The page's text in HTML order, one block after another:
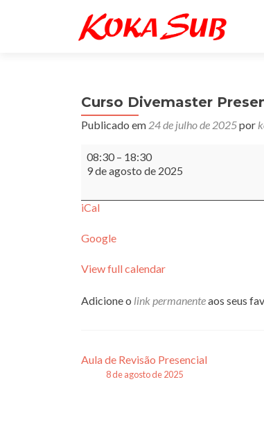
Curso Divemaster
Publicado em 24 de julho de 2025por
Curso
Divemaster
Presencial
2°
de
semana
08:30 – 18:30
9 de agosto de 2025
iCal
Google
View full calendar
Adicione o link permanenteaos seus
Navegação
Aula de Revisão Presencial
8 de agosto de 2025